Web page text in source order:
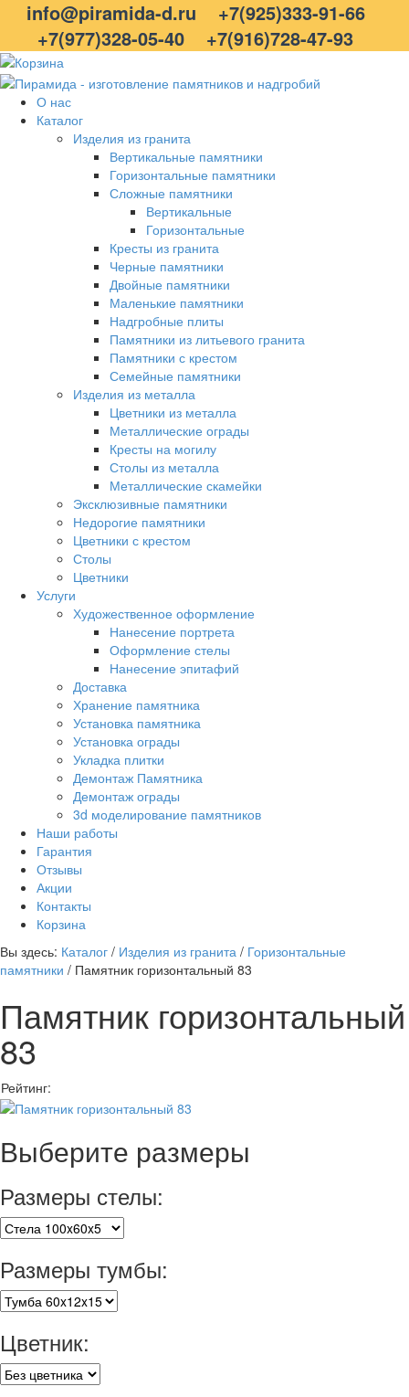
info@piramida-d.ru
+7(925)333-91-66
+7(977)328-05-40
+7(916)728-47-93
О нас
Каталог
Изделия из гранита
Вертикальные памятники
Горизонтальные памятники
Сложные памятники
Вертикальные
Горизонтальные
Кресты из гранита
Черные памятники
Двойные памятники
Маленькие памятники
Надгробные плиты
Памятники из литьевого гранита
Памятники с крестом
Семейные памятники
Изделия из металла
Цветники из металла
Металлические ограды
Кресты на могилу
Столы из металла
Металлические скамейки
Эксклюзивные памятники
Недорогие памятники
Цветники с крестом
Столы
Цветники
Услуги
Художественное оформление
Нанесение портрета
Оформление стелы
Нанесение эпитафий
Доставка
Хранение памятника
Установка памятника
Установка ограды
Укладка плитки
Демонтаж Памятника
Демонтаж ограды
3d моделирование памятников
Наши работы
Гарантия
Отзывы
Акции
Контакты
Корзина
Вы здесь: Каталог / Изделия из гранита / Горизонтальные
памятники / Памятник горизонтальный 83
Памятник горизонтальный
83
Рейтинг:
Выберите размеры
Размеры стелы:
Размеры тумбы:
Цветник: